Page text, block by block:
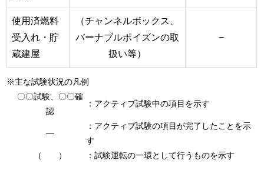
使用済燃料
受入れ・貯
蔵建屋
（チャンネルボックス、
バーナブルポイズンの取
扱い等）
−
※主な試験状況の凡例
〇〇試験、〇〇確
認
：アクティブ試験中の項目を示す
―
：アクティブ試験の項目が完了したことを示
す
（ ）
：試験運転の一環として行うものを示す